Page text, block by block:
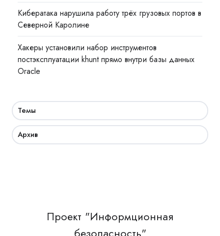
Кибератака нарушила работу трёх грузовых портов в
Северной Каролине
Хакеры установили набор инструментов
постэксплуатации khunt прямо внутри базы данных
Oracle
Темы
Архив
Проект "Информционная